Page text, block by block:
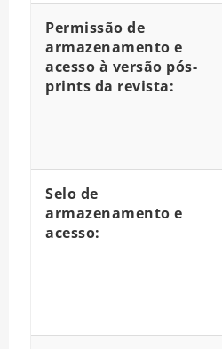
Permissão de
armazenamento e
acesso à versão pós-
prints da revista:
Selo de
armazenamento e
acesso: